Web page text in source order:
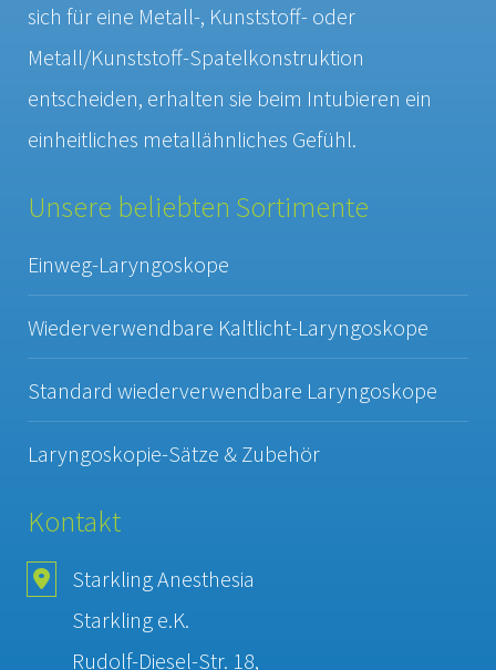
sich für eine Metall-, Kunststoff- oder
Metall/Kunststoff-Spatelkonstruktion
entscheiden, erhalten sie beim Intubieren ein
einheitliches metallähnliches Gefühl.
Unsere beliebten Sortimente
Einweg-Laryngoskope
Wiederverwendbare Kaltlicht-Laryngoskope
Standard wiederverwendbare Laryngoskope
Laryngoskopie-Sätze & Zubehör
Kontakt
Starkling Anesthesia
Starkling e.K.
Rudolf-Diesel-Str. 18,